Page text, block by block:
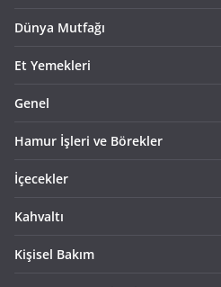
Dünya Mutfağı
Et Yemekleri
Genel
Hamur İşleri ve Börekler
İçecekler
Kahvaltı
Kişisel Bakım